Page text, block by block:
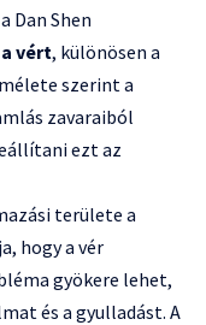
Dan Shen
vért, különösen a
szerint a
zavaraiból
ezt az
területe a
hogy a vér
gyökere lehet,
és a gyulladást. A